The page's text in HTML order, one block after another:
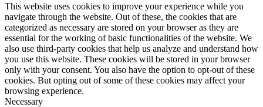
This website uses cookies to improve your experience while you
navigate through the website. Out of these, the cookies that are
categorized as necessary are stored on your browser as they are
essential for the working of basic functionalities of the website. We
also use third-party cookies that help us analyze and understand how
you use this website. These cookies will be stored in your browser
only with your consent. You also have the option to opt-out of these
cookies. But opting out of some of these cookies may affect your
browsing experience.
Necessary